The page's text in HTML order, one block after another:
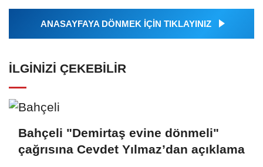
ANASAYFAYA DÖNMEK İÇİN TIKLAYINIZ
İLGINIZI ÇEKEBILIR
Bahçeli "Demirtaş evine dönmeli"
çağrısına Cevdet Yılmaz’dan açıklama